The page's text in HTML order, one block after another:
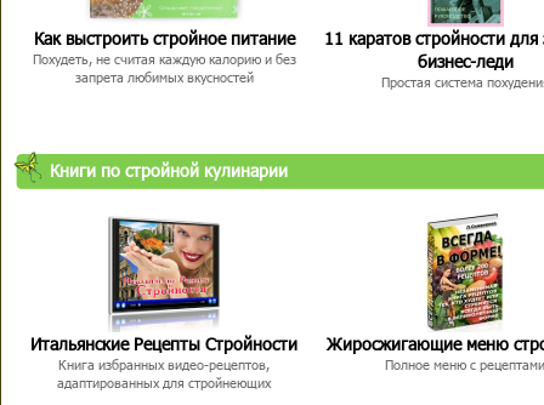
Как выстроить стройное питание
Похудеть, не считая каждую калорию и без
запрета любимых вкусностей
11 каратов стройности для
бизнес-леди
Простая система
Книги по стройной кулинарии
Итальянские Рецепты Стройности
Книга избранных видео-рецептов,
адаптированных для стройнеющих
Жиросжигающие меню
Полное меню с рецептами